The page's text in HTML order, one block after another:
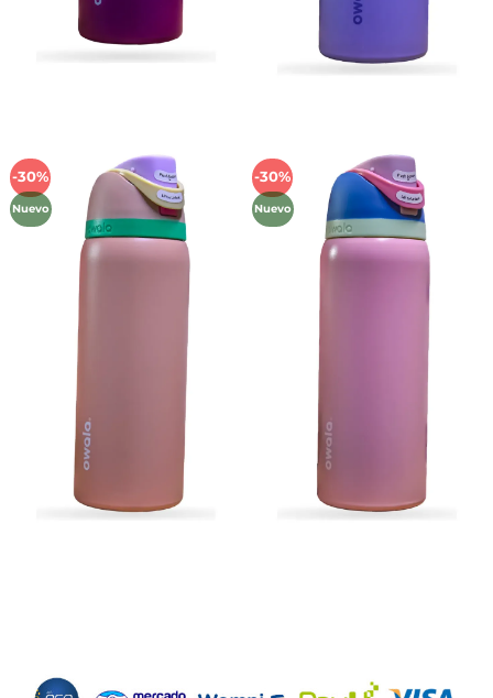
-30%
Nuevo
Añadir
lista de
deseos
-30%
Nuevo
Añadir
lista de
deseos